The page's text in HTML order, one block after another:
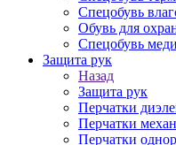
Спецобувь
Обувь для
Спецобувь
Защита рук
Назад
Защита рук
Перчатки
Перчатки
Перчатки